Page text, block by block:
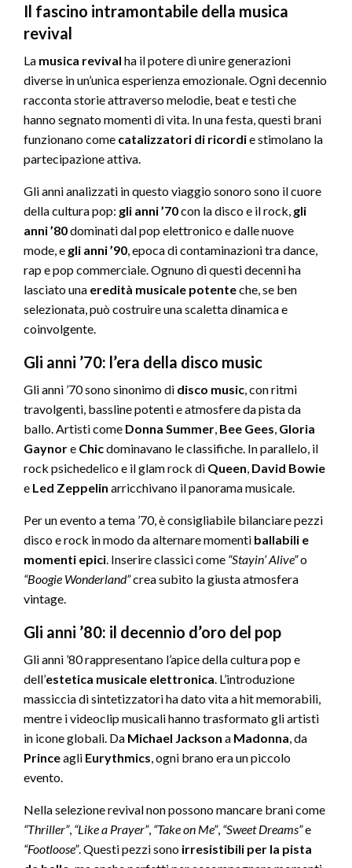
Il fascino intramontabile della musica
revival
La musica revival ha il potere di unire generazioni
diverse in un’unica esperienza emozionale. Ogni decennio
racconta storie attraverso melodie, beat e testi che
hanno segnato momenti di vita. In una festa, questi brani
funzionano come catalizzatori di ricordie stimolano la
partecipazione attiva.
Gli anni analizzati in questo viaggio sonoro sono il cuore
della cultura pop: gli anni ’70con la disco e il rock, gli
anni ’80dominati dal pop elettronico e dalle nuove
mode, e gli anni ’90, epoca di contaminazioni tra dance,
rap e pop commerciale. Ognuno di questi decenni ha
lasciato una eredità musicale potenteche, se ben
selezionata, può costruire una scaletta dinamica e
coinvolgente.
Gli anni ’70: l’era della disco music
Gli anni ’70 sono sinonimo di disco music, con ritmi
travolgenti, bassline potenti e atmosfere da pista da
ballo. Artisti come Donna Summer, Bee Gees, Gloria
Gaynore Chicdominavano le classifiche. In parallelo, il
rock psichedelico e il glam rock di Queen, David Bowie
e Led Zeppelin arricchivano il panorama musicale.
Per un evento a tema ’70, è consigliabile bilanciare pezzi
disco e rock in modo da alternare momenti ballabili e
momenti epici. Inserire classici come “Stayin’ Alive”o
“Boogie Wonderland”crea subito la giusta atmosfera
vintage.
Gli anni ’80: il decennio d’oro del pop
Gli anni ’80 rappresentano l’apice della cultura pop e
dell’estetica musicale elettronica. L’introduzione
massiccia di sintetizzatori ha dato vita a hit memorabili,
mentre i videoclip musicali hanno trasformato gli artisti
in icone globali. Da Michael Jackson a Madonna, da
Princeagli Eurythmics, ogni brano era un piccolo
evento.
Nella selezione revival non possono mancare brani come
“Thriller”, “Like a Prayer”, “Take on Me”, “Sweet Dreams”e
“Footloose”. Questi pezzi sono irresistibili per la pista